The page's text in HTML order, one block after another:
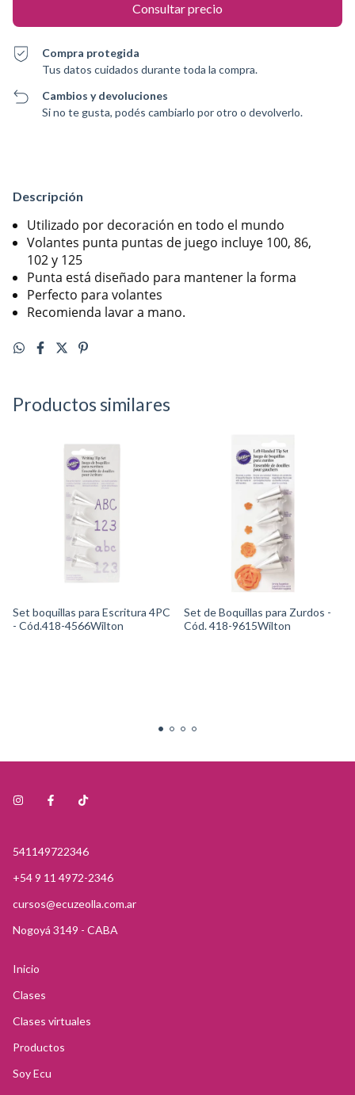
Compra protegida
Tus datos cuidados durante toda la compra.
Cambios y devoluciones
Si no te gusta, podés cambiarlo por otro o devolverlo.
Descripción
Utilizado por decoración en todo el mundo
Volantes punta puntas de juego incluye 100, 86,
102 y 125
Punta está diseñado para mantener la forma
Perfecto para volantes
Recomienda lavar a mano.
Productos similares
Set boquillas para Escritura 4PC
- Cód.418-4566Wilton
Set de Boquillas para Zurdos -
Cód. 418-9615Wilton
541149722346
+54 9 11 4972-2346
cursos@ecuzeolla.com.ar
Nogoyá 3149 - CABA
Inicio
Clases
Clases virtuales
Productos
Soy Ecu